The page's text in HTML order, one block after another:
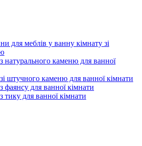
для меблів у ванну кімнату зі
натурального каменю для ванної
штучного каменю для ванної кімнати
фаянсу для ванної кімнати
тику для ванної кімнати